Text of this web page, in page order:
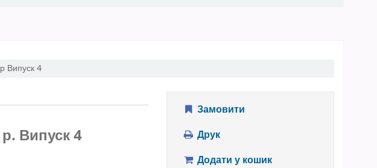
Випуск 4
Випуск 4
Замовити
Друк
Додати у кошик